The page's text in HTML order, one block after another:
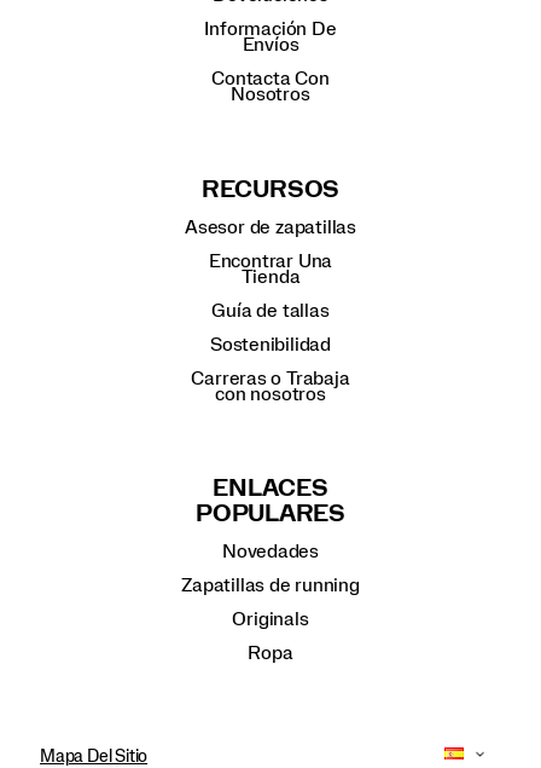
Información De
Envíos
Contacta Con
Nosotros
RECURSOS
Asesor de zapatillas
Encontrar Una
Tienda
Guía de tallas
Sostenibilidad
Carreras o Trabaja
con nosotros
ENLACES
POPULARES
Novedades
Zapatillas de running
Originals
Ropa
Mapa Del Sitio